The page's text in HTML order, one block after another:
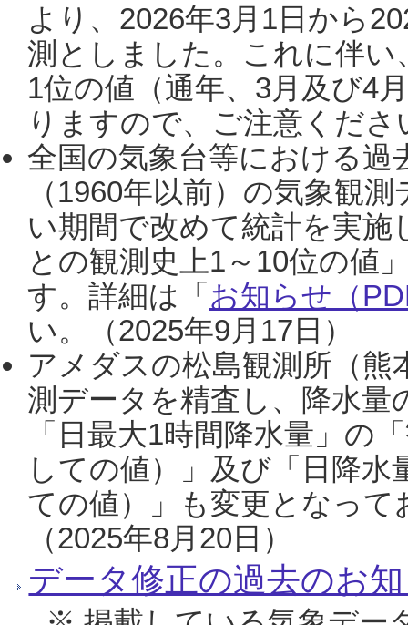
より、2026年3月1日から
測としました。これに伴い
1位の値（通年、3月及び4
りますので、ご注意くだ
全国の気象台等における過
（1960年以前）の気象観
い期間で改めて統計を実
との観測史上1～10位の値
す。詳細は「 お知らせ（
い。（2025年9月17日）
アメダスの松島観測所（熊
測データを精査し、降水
「日最大1時間降水量」の
しての値）」及び「日降
ての値）」も変更となっ
（2025年8月20日）
データ修正の過去のお